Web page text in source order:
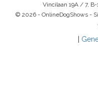
Vincilaan 19A / 7,
© 2026 - OnlineDogShows -